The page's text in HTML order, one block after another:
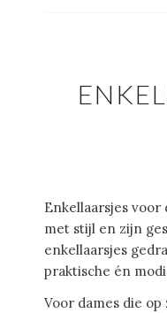
Enkellaarsjes
met stijl en zijn
enkellaarsjes
praktische én
Voor dames die